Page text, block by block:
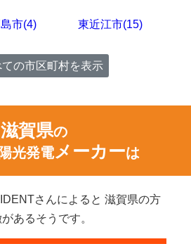
市(4) 東近江市(15)
の市区町村を表示
滋賀県の
光発電メーカーは
さんによると 滋賀県の方
あるそうです。